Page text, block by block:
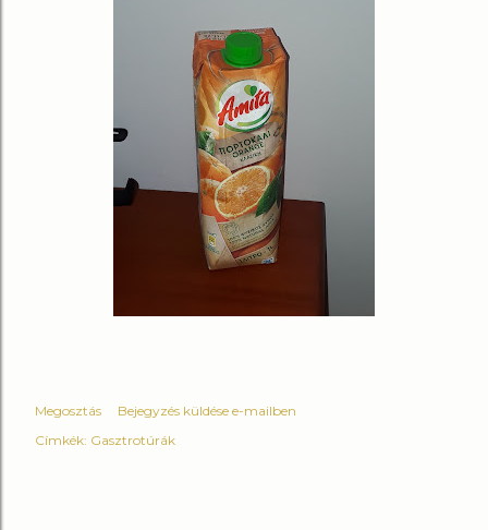
Megosztás
Bejegyzés küldése e-mailben
Címkék: Gasztrotúrák